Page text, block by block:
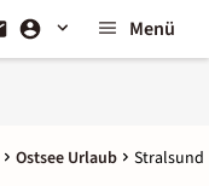
Menü
Ostsee Urlaub Stralsund